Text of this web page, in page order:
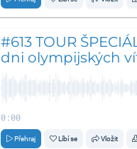
#613 TOUR
dni olympijských
0:00
Přehraj Líbí se Vložit